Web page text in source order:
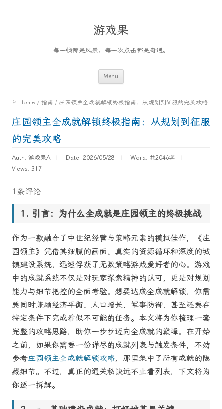
游戏果
每一帧都是风景，每一次点击都是奇遇。
Menu
content
⚐ Home / 指南 / 庄园领主全成就解锁终极指南：从规划到征服的完美攻略
庄园领主全成就解锁终极指南：从规划到征服
的完美攻略
Auth: 游戏果A Date: 2026/05/28 Word: 共2046字
Views: 317
1条评论
引言：为什么全成就是庄园领主的终极挑战
作为一款融合了中世纪经营与策略元素的模拟佳作，《庄
园领主》凭借其细腻的画面、真实的资源循环和深度的城
镇建设系统，迅速俘获了无数策略游戏爱好者的心。游戏
中的成就系统不仅是对玩家探索精神的认可，更是对规划
能力与细节把控的全面考验。想要达成全成就解锁，你需
要同时兼顾经济平衡、人口增长、军事防御，甚至还要在
特定条件下完成看似不可能的任务。本文将为你梳理一套
完整的攻略思路，助你一步步迈向全成就的巅峰。在开始
之前，如果你需要一份详尽的成就列表与触发条件，不妨
参考庄园领主全成就解锁攻略，那里集中了所有成就的隐
藏细节。不过，真正的通关秘诀远不止看列表，下文将为
你逐一拆解。